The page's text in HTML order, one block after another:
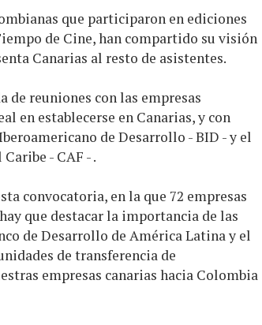
que participaron en ediciones
de Cine, han compartido su visión
Canarias al resto de asistentes.
de reuniones con las empresas
en establecerse en Canarias, y con
de Desarrollo - BID - y el
- CAF - .
convocatoria, en la que 72 empresas
que destacar la importancia de las
de Desarrollo de América Latina y el
de transferencia de
empresas canarias hacia Colombia